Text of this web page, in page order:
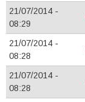
21/07/2014 -
08:29
21/07/2014 -
08:28
21/07/2014 -
08:28